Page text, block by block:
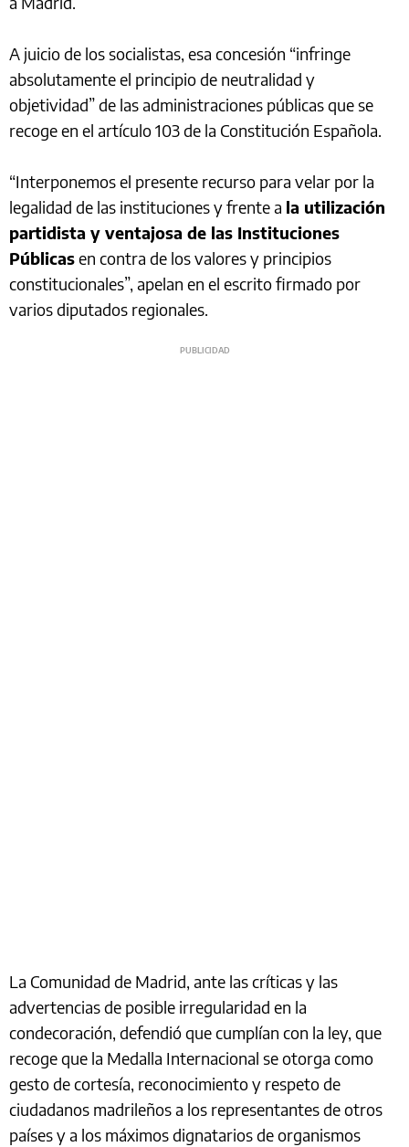
A juicio de los socialistas, esa concesión “infringe
absolutamente el principio de neutralidad y
objetividad” de las administraciones públicas que se
recoge en el artículo 103 de la Constitución Española.
“Interponemos el presente recurso para velar por la
legalidad de las instituciones y frente a la utilización
partidista y ventajosa de las Instituciones
Públicasen contra de los valores y principios
constitucionales”, apelan en el escrito firmado por
varios diputados regionales.
La Comunidad de Madrid, ante las críticas y las
advertencias de posible irregularidad en la
condecoración, defendió que cumplían con la ley, que
recoge que la Medalla Internacional se otorga como
gesto de cortesía, reconocimiento y respeto de
ciudadanos madrileños a los representantes de otros
países y a los máximos dignatarios de organismos